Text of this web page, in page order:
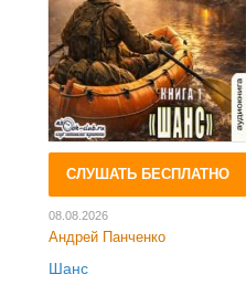
СЛУШАТЬ БЕСПЛАТНО
08.08.2026
Андрей Панченко
Шанс